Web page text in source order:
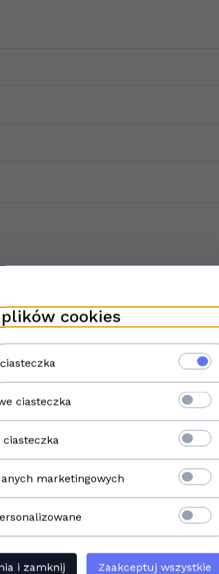
cookies
ciasteczka
marketingowych
i zamknij Zaakceptuj wszystkie